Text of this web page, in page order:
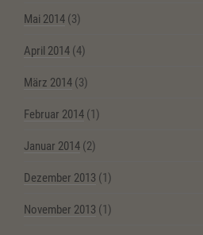
Mai 2014 (3)
April 2014 (4)
März 2014 (3)
Februar 2014 (1)
Januar 2014 (2)
Dezember 2013 (1)
November 2013 (1)